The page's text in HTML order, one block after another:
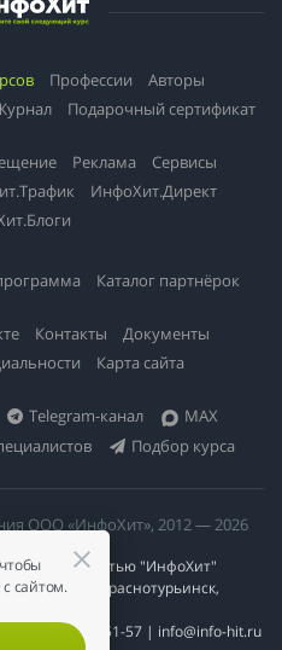
Профессии
Авторы
Подарочный сертификат
Реклама
Сервисы
ИнфоХит.Директ
Каталог партнёрок
Контакты
Документы
Карта сайта
Telegram-канал
MAX
Подбор курса
ООО «ИнфоХит», 2012 — 2026
"ИнфоХит"
область, г. Краснотурьинск,
| +7 984 888-51-57 | info@info-hit.ru
сайтом.